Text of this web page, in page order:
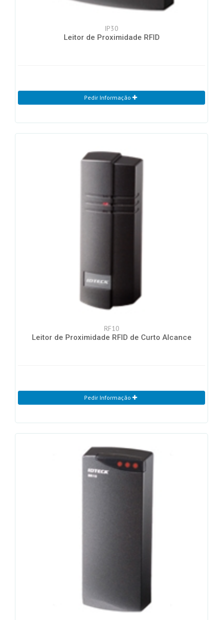
IP30
Leitor de Proximidade RFID
Pedir Informação
RF10
Leitor de Proximidade RFID de Curto Alcance
Pedir Informação